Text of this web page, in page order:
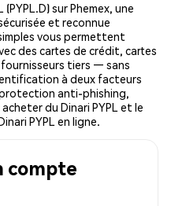
sur Phemex, une
et reconnue
vous permettent
des cartes de crédit, cartes
tiers — sans
à deux facteurs
protection anti-phishing,
du Dinari PYPL et le
PYPL en ligne.
compte